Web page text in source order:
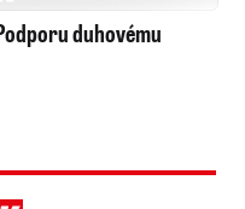
duhovému